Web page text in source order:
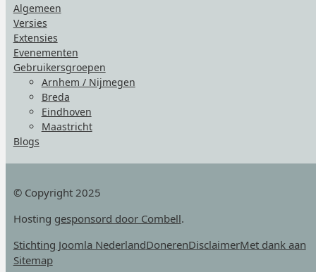
Algemeen
Versies
Extensies
Evenementen
Gebruikersgroepen
Arnhem / Nijmegen
Breda
Eindhoven
Maastricht
Blogs
© Copyright 2025
Hosting gesponsord door Combell.
Stichting Joomla NederlandDonerenDisclaimerMet dank aan
Sitemap